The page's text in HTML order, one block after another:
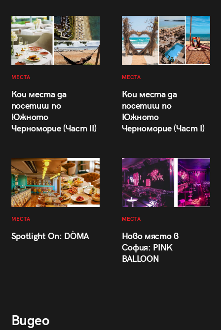
МЕСТА
Кои места да
посетиш по
Южното
Черноморие (Част II)
МЕСТА
Кои места да
посетиш по
Южното
Черноморие (Част I)
МЕСТА
Spotlight On: DÒMA
МЕСТА
Ново място в
София: PINK
BALLOON
Видео